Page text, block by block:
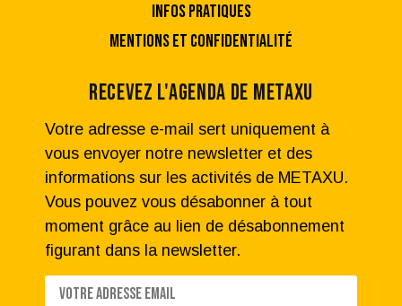
INFOS PRATIQUES
MENTIONS ET CONFIDENTIALITÉ
RECEVEZ L'AGENDA DE METAXU
Votre adresse e-mail sert uniquement à
vous envoyer notre newsletter et des
informations sur les activités de METAXU.
Vous pouvez vous désabonner à tout
moment grâce au lien de désabonnement
figurant dans la newsletter.